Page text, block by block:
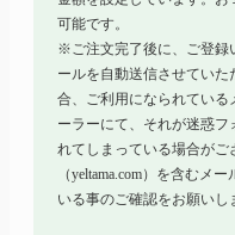
可能です。
※ご注文完了後に、ご登録
ールを自動送信させてい
合、ご利用になられている
ーラーにて、それが迷惑
れてしまっている場合がご
（yeltama.com）を含むメ
いる事のご確認をお願いし